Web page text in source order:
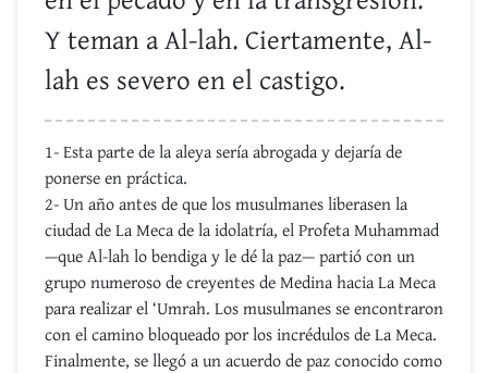
Y teman a Al-lah. Ciertamente, Al-
lah es severo en el castigo.
1- Esta parte de la aleya sería abrogada y dejaría de
ponerse en práctica.
2- Un año antes de que los musulmanes liberasen la
ciudad de La Meca de la idolatría, el Profeta Muhammad
—que Al-lah lo bendiga y le dé la paz— partió con un
grupo numeroso de creyentes de Medina hacia La Meca
para realizar el ‘Umrah. Los musulmanes se encontraron
con el camino bloqueado por los incrédulos de La Meca.
Finalmente, se llegó a un acuerdo de paz conocido como